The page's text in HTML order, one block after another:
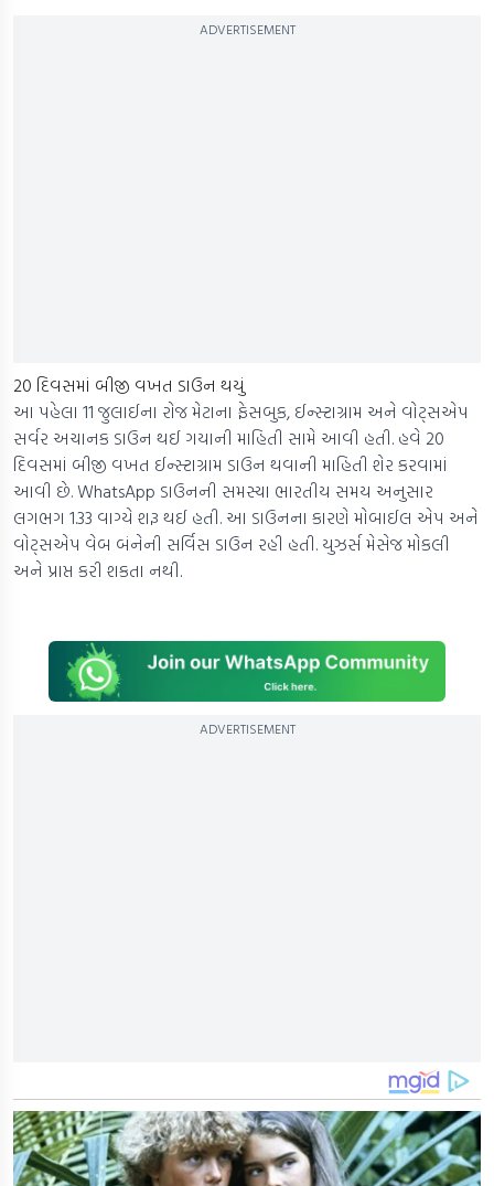
ADVERTISEMENT
20 દિવસમાં બીજી વખત ડાઉન થયું
આ પહેલા 11 જુલાઈના રોજ મેટાના ફેસબુક, ઈન્સ્ટાગ્રામ અને વોટ્સએપ
સર્વર અચાનક ડાઉન થઈ ગયાની માહિતી સામે આવી હતી. હવે 20
દિવસમાં બીજી વખત ઈન્સ્ટાગ્રામ ડાઉન થવાની માહિતી શેર કરવામાં
આવી છે. WhatsApp ડાઉનની સમસ્યા ભારતીય સમય અનુસાર
લગભગ 1.33 વાગ્યે શરૂ થઈ હતી. આ ડાઉનના કારણે મોબાઈલ એપ અને
વોટ્સએપ વેબ બંનેની સર્વિસ ડાઉન રહી હતી. યુઝર્સ મેસેજ મોકલી
અને પ્રાપ્ત કરી શકતા નથી.
ADVERTISEMENT